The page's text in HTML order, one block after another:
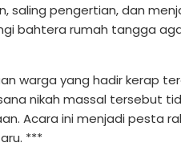
saling pengertian, dan
bahtera rumah tangga
warga yang hadir kerap
nikah massal tersebut
Acara ini menjadi pesta
***